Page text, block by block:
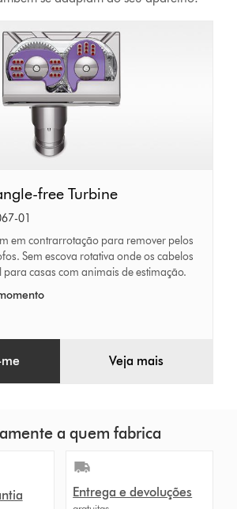
free Turbine
01
em contrarrotação para remover pelos
Sem escova rotativa onde os cabelos
para casas com animais de estimação.
Veja mais
a quem fabrica
Entrega e devoluções